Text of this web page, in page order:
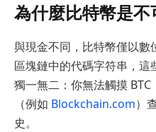
為什麼比特幣是不
與現金不同，比特幣僅以數
區塊鏈中的代碼字符串，這
獨一無二：你無法觸摸
（例如 Blockchain.com）
史。